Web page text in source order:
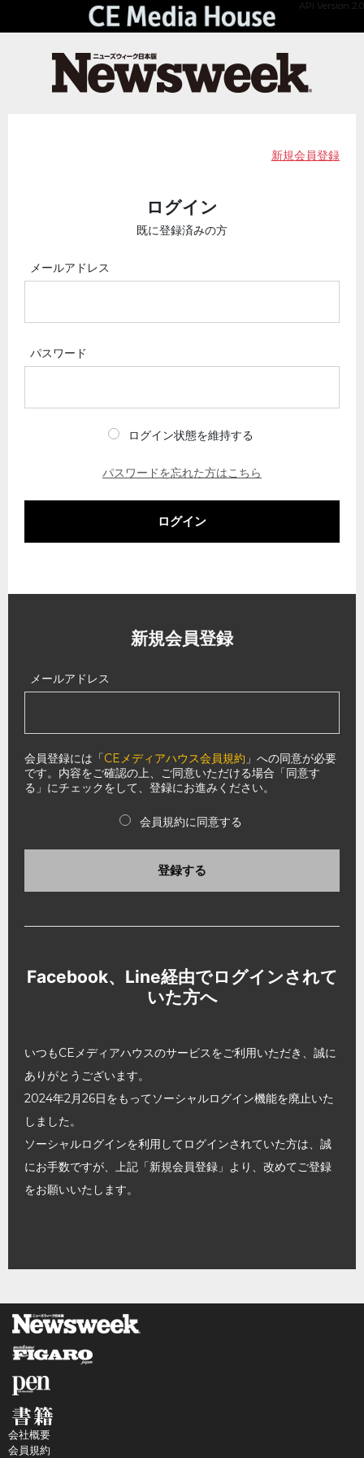
API Version 2.0
新規会員登録
ログイン
既に登録済みの方
メールアドレス
パスワード
ログイン状態を維持する
パスワードを忘れた方はこちら
ログイン
新規会員登録
メールアドレス
会員登録には「CEメディアハウス会員規約 」への同意が必要
です。内容をご確認の上、ご同意いただける場合「同意す
る」にチェックをして、登録にお進みください。
会員規約に同意する
登録する
Facebook、Line経由でログインされて
いた方へ
いつもCEメディアハウスのサービスをご利用いただき、誠に
ありがとうございます。
2024年2月26日をもってソーシャルログイン機能を廃止いた
しました。
ソーシャルログインを利用してログインされていた方は、誠
にお手数ですが、上記「新規会員登録」より、改めてご登録
をお願いいたします。
会社概要
会員規約